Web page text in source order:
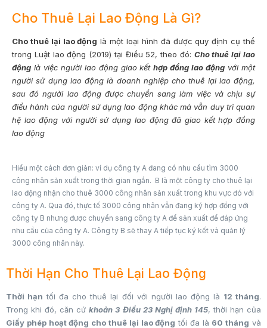
Cho Thuê Lại Lao Động Là Gì?
Cho thuê lại lao động là một loại hình đã được quy định cụ thể
trong Luật lao động (2019) tại Điều 52, theo đó: Cho thuê lại lao
động là việc người lao động giao kếthợp đồng lao động với một
người sử dụng lao động là doanh nghiệp cho thuê lại lao động,
sau đó người lao động được chuyển sang làm việc và chịu sự
điều hành của người sử dụng lao động khác mà vẫn duy trì quan
hệ lao động với người sử dụng lao động đã giao kết hợp đồng
lao động
Hiểu một cách đơn giản: ví dụ công ty A đang có nhu cầu tìm 3000
công nhân sản xuất trong thời gian ngắn. B là một công ty cho thuê lại
lao động nhận cho thuê 3000 công nhân sản xuất trong khu vực đó với
công ty A. Qua đó, thực tế 3000 công nhân vẫn đang ký hợp đồng với
công ty B nhưng được chuyển sang công ty A để sản xuất để đáp ứng
nhu cầu của công ty A. Công ty B sẽ thay A tiếp tục ký kết và quản lý
3000 công nhân này.
Thời Hạn Cho Thuê Lại Lao Động
Thời hạn tối đa cho thuê lại đối với người lao động là 12 tháng.
Trong khi đó, căn cứkhoản 3 Điều 23 Nghị định 145, thời hạn của
Giấy phép hoạt động cho thuê lại lao động tối đa là 60 tháng và